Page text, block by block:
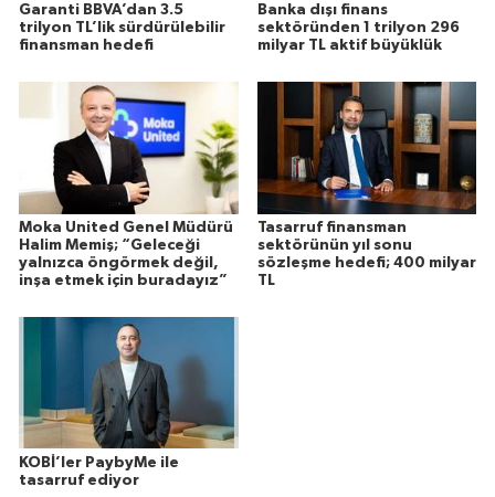
Garanti BBVA’dan 3.5
trilyon TL’lik sürdürülebilir
finansman hedefi
Banka dışı finans
sektöründen 1 trilyon 296
milyar TL aktif büyüklük
Moka United Genel Müdürü
Halim Memiş; “Geleceği
yalnızca öngörmek değil,
inşa etmek için buradayız”
Tasarruf finansman
sektörünün yıl sonu
sözleşme hedefi; 400 milyar
TL
KOBİ’ler PaybyMe ile
tasarruf ediyor